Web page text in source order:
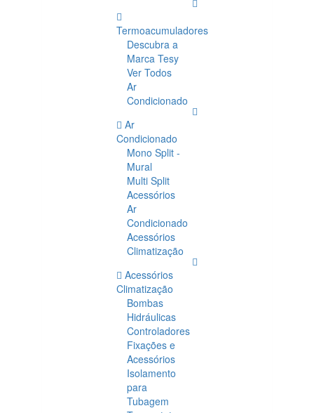
Termoacumuladores
Descubra a
Marca Tesy
Ver Todos
Ar
Condicionado
Ar
Condicionado
Mono Split -
Mural
Multi Split
Acessórios
Ar
Condicionado
Acessórios
Climatização
Acessórios
Climatização
Bombas
Hidráulicas
Controladores
Fixações e
Acessórios
Isolamento
para
Tubagem